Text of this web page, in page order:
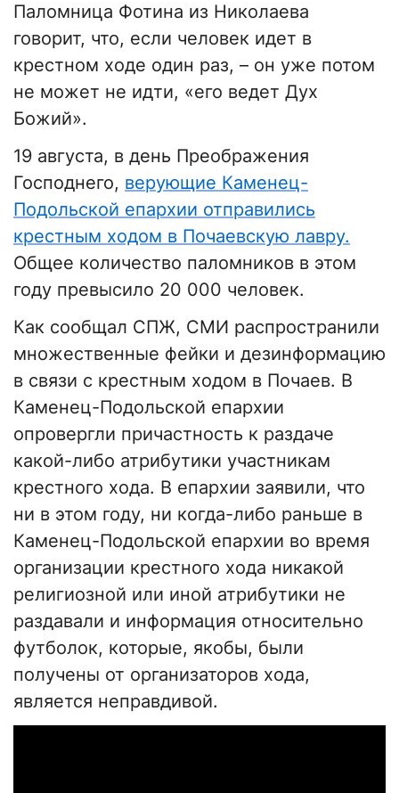
Паломница Фотина из Николаева
говорит, что, если человек идет в
крестном ходе один раз, – он уже потом
не может не идти, «его ведет Дух
Божий».
19 августа, в день Преображения
Господнего, верующие Каменец-
Подольской епархии отправились
крестным ходом в Почаевскую лавру.
Общее количество паломников в этом
году превысило 20 000 человек.
Как сообщал СПЖ, СМИ распространили
множественные фейки и дезинформацию
в связи с крестным ходом в Почаев. В
Каменец-Подольской епархии
опровергли причастность к раздаче
какой-либо атрибутики участникам
крестного хода. В епархии заявили, что
ни в этом году, ни когда-либо раньше в
Каменец-Подольской епархии во время
организации крестного хода никакой
религиозной или иной атрибутики не
раздавали и информация относительно
футболок, которые, якобы, были
получены от организаторов хода,
является неправдивой.